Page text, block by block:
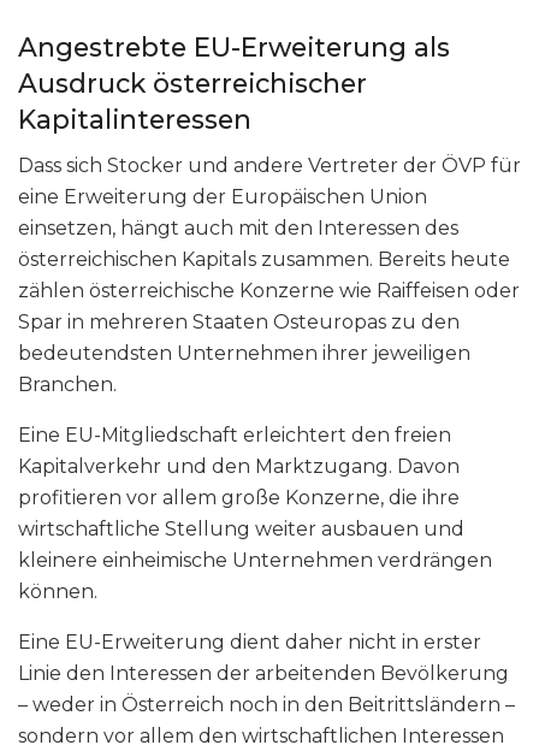
Angestrebte EU-Erweiterung als
Ausdruck österreichischer
Kapitalinteressen
Dass sich Stocker und andere Vertreter der ÖVP für
eine Erweiterung der Europäischen Union
einsetzen, hängt auch mit den Interessen des
österreichischen Kapitals zusammen. Bereits heute
zählen österreichische Konzerne wie Raiffeisen oder
Spar in mehreren Staaten Osteuropas zu den
bedeutendsten Unternehmen ihrer jeweiligen
Branchen.
Eine EU-Mitgliedschaft erleichtert den freien
Kapitalverkehr und den Marktzugang. Davon
profitieren vor allem große Konzerne, die ihre
wirtschaftliche Stellung weiter ausbauen und
kleinere einheimische Unternehmen verdrängen
können.
Eine EU-Erweiterung dient daher nicht in erster
Linie den Interessen der arbeitenden Bevölkerung
– weder in Österreich noch in den Beitrittsländern –
sondern vor allem den wirtschaftlichen Interessen